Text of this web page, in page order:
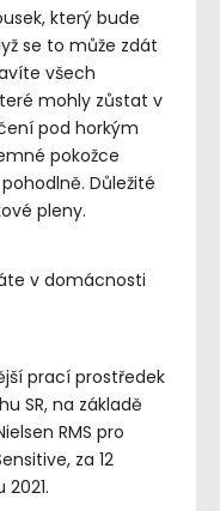
který bude
se to může zdát
všech
mohly zůstat v
pod horkým
pokožce
Důležité
pleny.
v domácnosti
prací prostředek
SR, na základě
RMS pro
za 12